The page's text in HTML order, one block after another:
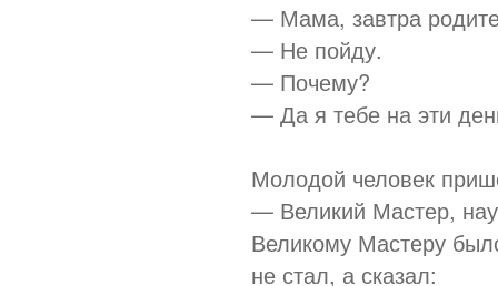
— Мама, завтра
— Не пойду.
— Почему?
— Да я тебе на эти
Молодой человек
— Великий Мастер,
Великому Мастеру
не стал, а сказал: